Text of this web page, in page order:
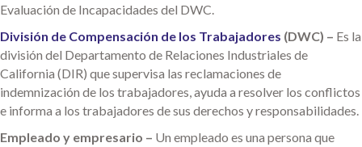
Evaluación de Incapacidades del DWC.
División de Compensación de los Trabajadores (DWC) – Es la
división del Departamento de Relaciones Industriales de
California (DIR) que supervisa las reclamaciones de
indemnización de los trabajadores, ayuda a resolver los conflictos
e informa a los trabajadores de sus derechos y responsabilidades.
Empleado y empresario – Un empleado es una persona que